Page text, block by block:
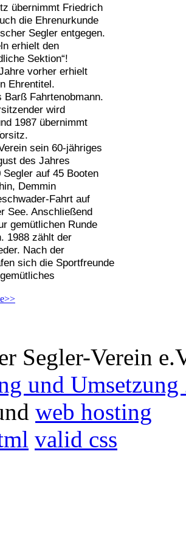
übernimmt Friedrich
die Ehrenurkunde
Segler entgegen.
erhielt den
Sektion“!
vorher erhielt
Ehrentitel.
Barß Fahrtenobmann.
wird
1987 übernimmt
sein 60-jähriges
des Jahres
Segler auf 45 Booten
Demmin
Fahrt auf
See. Anschließend
gemütlichen Runde
1988 zählt der
Nach der
sich die Sportfreunde
Segler-Verein
und Umsetzung
web hosting
valid css